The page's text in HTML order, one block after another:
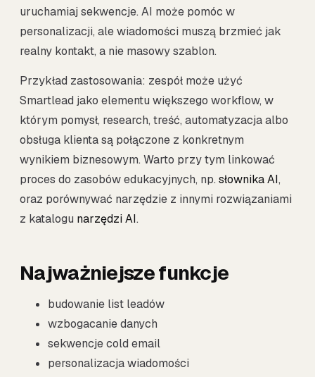
uruchamiaj sekwencje. AI może pomóc w
personalizacji, ale wiadomości muszą brzmieć jak
realny kontakt, a nie masowy szablon.
Przykład zastosowania: zespół może użyć
Smartlead jako elementu większego workflow, w
którym pomysł, research, treść, automatyzacja albo
obsługa klienta są połączone z konkretnym
wynikiem biznesowym. Warto przy tym linkować
proces do zasobów edukacyjnych, np. słownika AI,
oraz porównywać narzędzie z innymi rozwiązaniami
z katalogu narzędzi AI.
Najważniejsze funkcje
budowanie list leadów
wzbogacanie danych
sekwencje cold email
personalizacja wiadomości